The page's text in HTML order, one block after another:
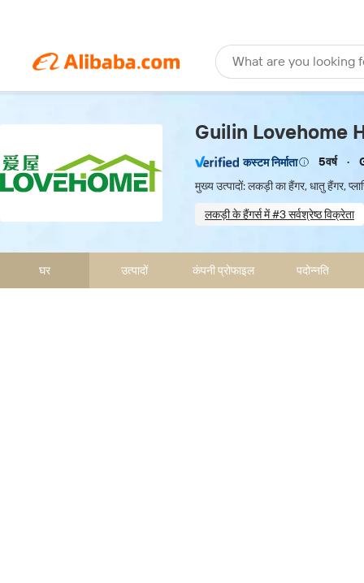
What are you looking
Guilin Lovehome
कस्टम निर्माता 5वर्ष
मुख्य उत्पादों: लकड़ी का हैंगर, धातु हैंगर,
लकड़ी के हैंगर्स में #3 सर्वश्रेष्ठ विक्रेता
घर उत्पादों कंपनी प्रोफाइल पदोन्नति